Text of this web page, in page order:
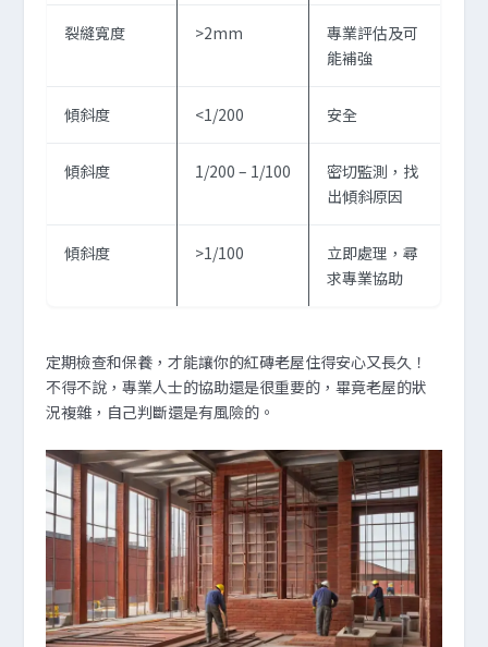
裂縫寬度 >2mm
專業評估及可
能補強
傾斜度 <1/200 安全
傾斜度 1/200 – 1/100
密切監測，找
出傾斜原因
傾斜度 >1/100
立即處理，尋
求專業協助
定期檢查和保養，才能讓你的紅磚老屋住得安心又長久！
不得不說，專業人士的協助還是很重要的，畢竟老屋的狀
況複雜，自己判斷還是有風險的。